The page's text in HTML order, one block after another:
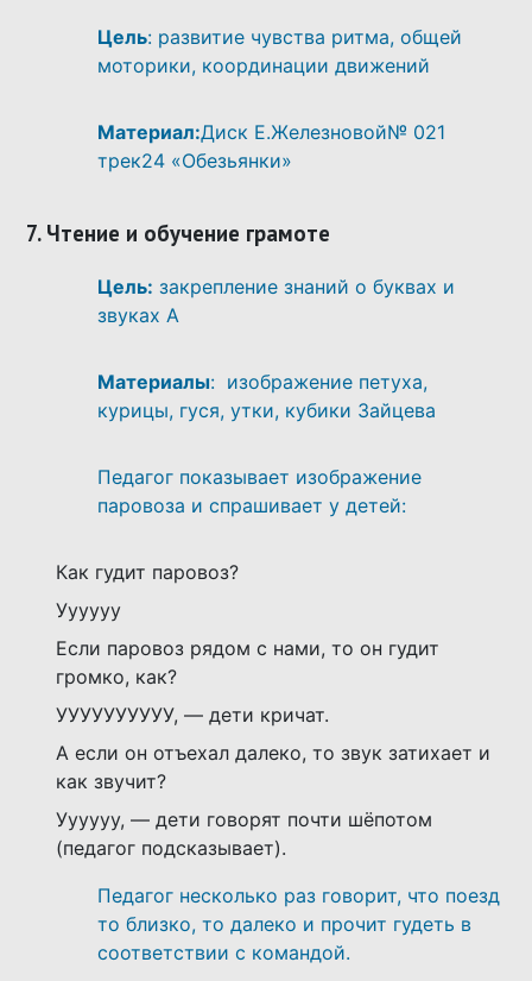
Цель: развитие чувства ритма, общей
моторики, координации движений
Материал:Диск Е.Железновой№ 021
трек24 «Обезьянки»
7. Чтение и обучение грамоте
Цель: закрепление знаний о буквах и
звуках А
Материалы: изображение петуха,
курицы, гуся, утки, кубики Зайцева
Педагог показывает изображение
паровоза и спрашивает у детей:
Как гудит паровоз?
Уууууу
Если паровоз рядом с нами, то он гудит
громко, как?
УУУУУУУУУУ, — дети кричат.
А если он отъехал далеко, то звук затихает и
как звучит?
Уууууу, — дети говорят почти шёпотом
(педагог подсказывает).
Педагог несколько раз говорит, что поезд
то близко, то далеко и прочит гудеть в
соответствии с командой.